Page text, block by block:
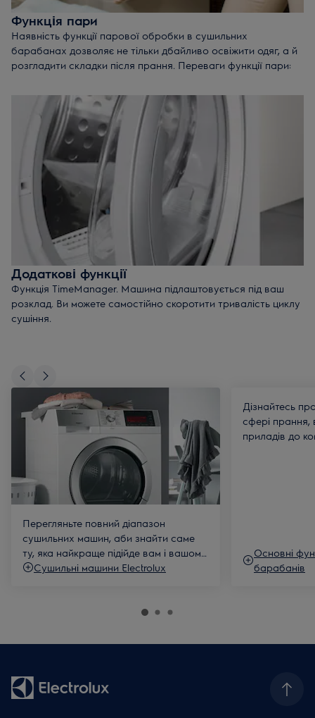
Функція пари
Наявність функції парової обробки в сушильних
барабанах дозволяє не тільки дбайливо освіжити одяг, а й
розгладити складки після прання. Переваги функції пари:
розгладжує складки.
Усуває сторонні запахи
. Використовувати функцію
пари можна для того, щоб освіжити одяг в проміжках
між пранням.
Дозволяє економити час на подальший догляд за
одягом. Після відпарювання речей в сушильному
барабані, вам не доведеться їх прасувати. Це також
дозволяє звести до мінімуму ризик пошкодження
тканин.
Додаткові функції
Функція TimeManager. Машина підлаштовується під ваш
розклад. Ви можете самостійно скоротити тривалість циклу
сушіння.
Функція відкладеного старту.
налаштування та увімкніть відповідний режим. Машина
запустить цикл у призначений час. Затримати початок
циклу можна до 20 годин.
Функція AutoOff. Система автоматично вимикає
живлення пристрою після завершення циклу, що
дозволяє економити електроенергію.
Перегляньте повний діапазон
сушильних машин, аби знайти саме
ту, яка найкраще підійде вам і вашому
дому.Сушильні машини Electrolux
Дізнайтесь
сфері прання,
приладів до
Основні
барабанів